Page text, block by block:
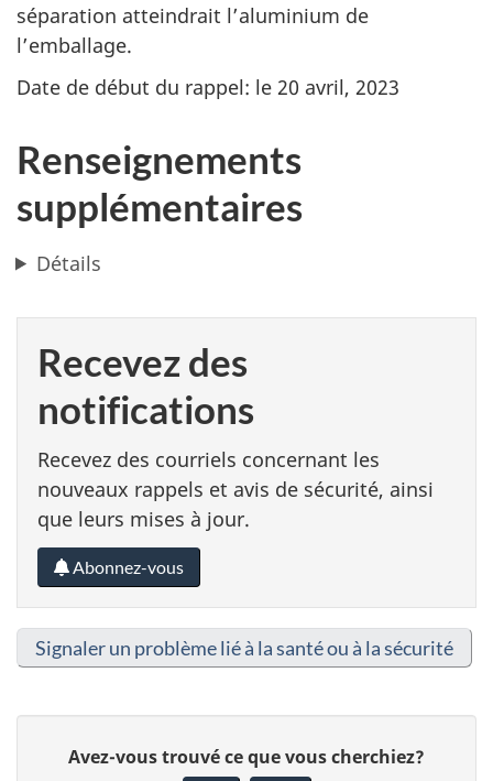
séparation atteindrait l’aluminium de
l’emballage.
Date de début du rappel: le 20 avril, 2023
Renseignements
supplémentaires
Détails
Recevez des
notifications
Recevez des courriels concernant les
nouveaux rappels et avis de sécurité, ainsi
que leurs mises à jour.
Abonnez-vous
Signaler un problème lié à la santé ou à la sécurité
Avez-vous trouvé ce que vous cherchiez?